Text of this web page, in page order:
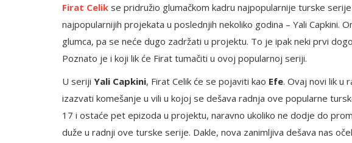
Firat Celik se pridružio glumačkom kadru najpopularnije turske
najpopularnijih projekata u poslednjih nekoliko godina – Yali Capkini.
glumca, pa se neće dugo zadržati u projektu. To je ipak neki prvi
Poznato je i koji lik će Firat tumačiti u ovoj popularnoj seriji.
U seriji Yali Capkini, Firat Celik će se pojaviti kao Efe. Ovaj novi lik u
izazvati komešanje u vili u kojoj se dešava radnja ove popularne
17 i ostaće pet epizoda u projektu, naravno ukoliko ne dodje do
duže u radnji ove turske serije. Dakle, nova zanimljiva dešava nas